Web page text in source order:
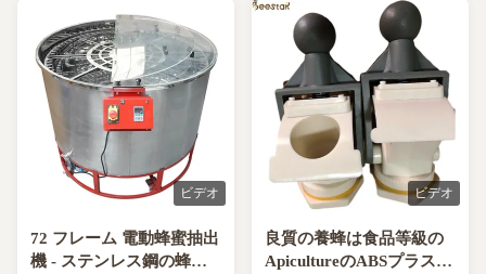
extractor. 2. Change the plastic
honey gate to stainless steel
honey ...
honey extractor are usually
made by stainless steel or red
painting metal. Material
different , ...
ビデオ
72 フレーム 電動蜂蜜抽出
機 - ステンレス鋼の蜂蜜
ビデオ
良質の養蜂は食品等級の
ApicultureのABSプラスチ